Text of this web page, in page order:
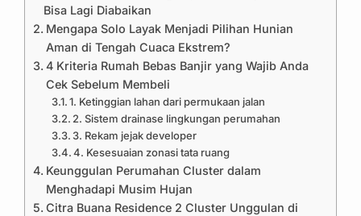
Bisa Lagi Diabaikan
Mengapa Solo Layak Menjadi Pilihan Hunian
Aman di Tengah Cuaca Ekstrem?
4 Kriteria Rumah Bebas Banjir yang Wajib Anda
Cek Sebelum Membeli
1. Ketinggian lahan dari permukaan jalan
2. Sistem drainase lingkungan perumahan
3. Rekam jejak developer
4. Kesesuaian zonasi tata ruang
Keunggulan Perumahan Cluster dalam
Menghadapi Musim Hujan
Citra Buana Residence 2 Cluster Unggulan di